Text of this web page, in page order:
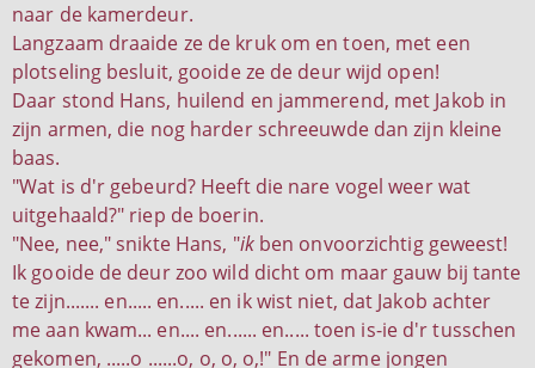
naar de kamerdeur.
Langzaam draaide ze de kruk om en toen, met een
plotseling besluit, gooide ze de deur wijd open!
Daar stond Hans, huilend en jammerend, met Jakob in
zijn armen, die nog harder schreeuwde dan zijn kleine
baas.
"Wat is d'r gebeurd? Heeft die nare vogel weer wat
uitgehaald?" riep de boerin.
"Nee, nee," snikte Hans, "ikben onvoorzichtig geweest!
Ik gooide de deur zoo wild dicht om maar gauw bij tante
te zijn....... en..... en..... en ik wist niet, dat Jakob achter
me aan kwam... en.... en...... en..... toen is-ie d'r tusschen
gekomen, .....o ......o, o, o, o,!" En de arme jongen